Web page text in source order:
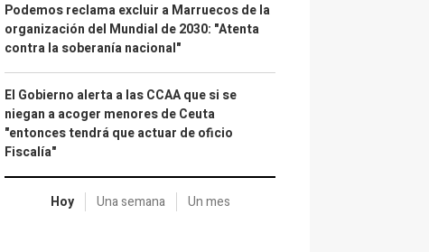
Podemos reclama excluir a Marruecos de la
organización del Mundial de 2030: "Atenta
contra la soberanía nacional"
El Gobierno alerta a las CCAA que si se
niegan a acoger menores de Ceuta
"entonces tendrá que actuar de oficio
Fiscalía"
Hoy Una semana Un mes